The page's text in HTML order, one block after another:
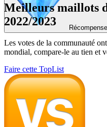
Meilleurs maillots
2022/2023
Les votes de la communauté
mondial, compare-le au tien et
Faire cette TopList